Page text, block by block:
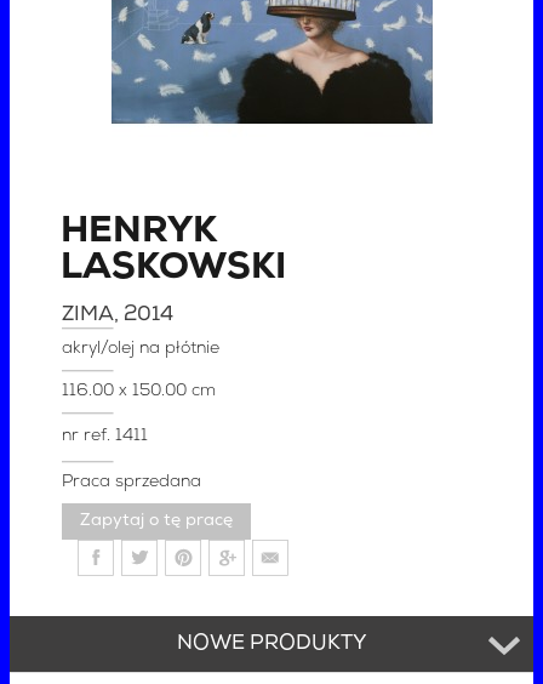
HENRYK
LASKOWSKI
ZIMA, 2014
akryl/olej na płótnie
116.00 x 150.00 cm
nr ref.1411
Praca sprzedana
Zapytaj o tę pracę
NOWE PRODUKTY